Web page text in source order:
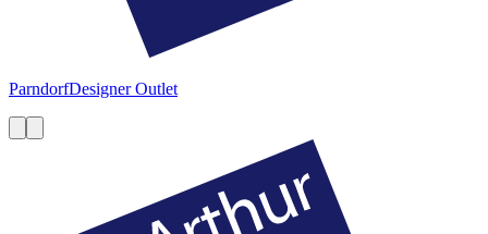
ParndorfDesigner Outlet